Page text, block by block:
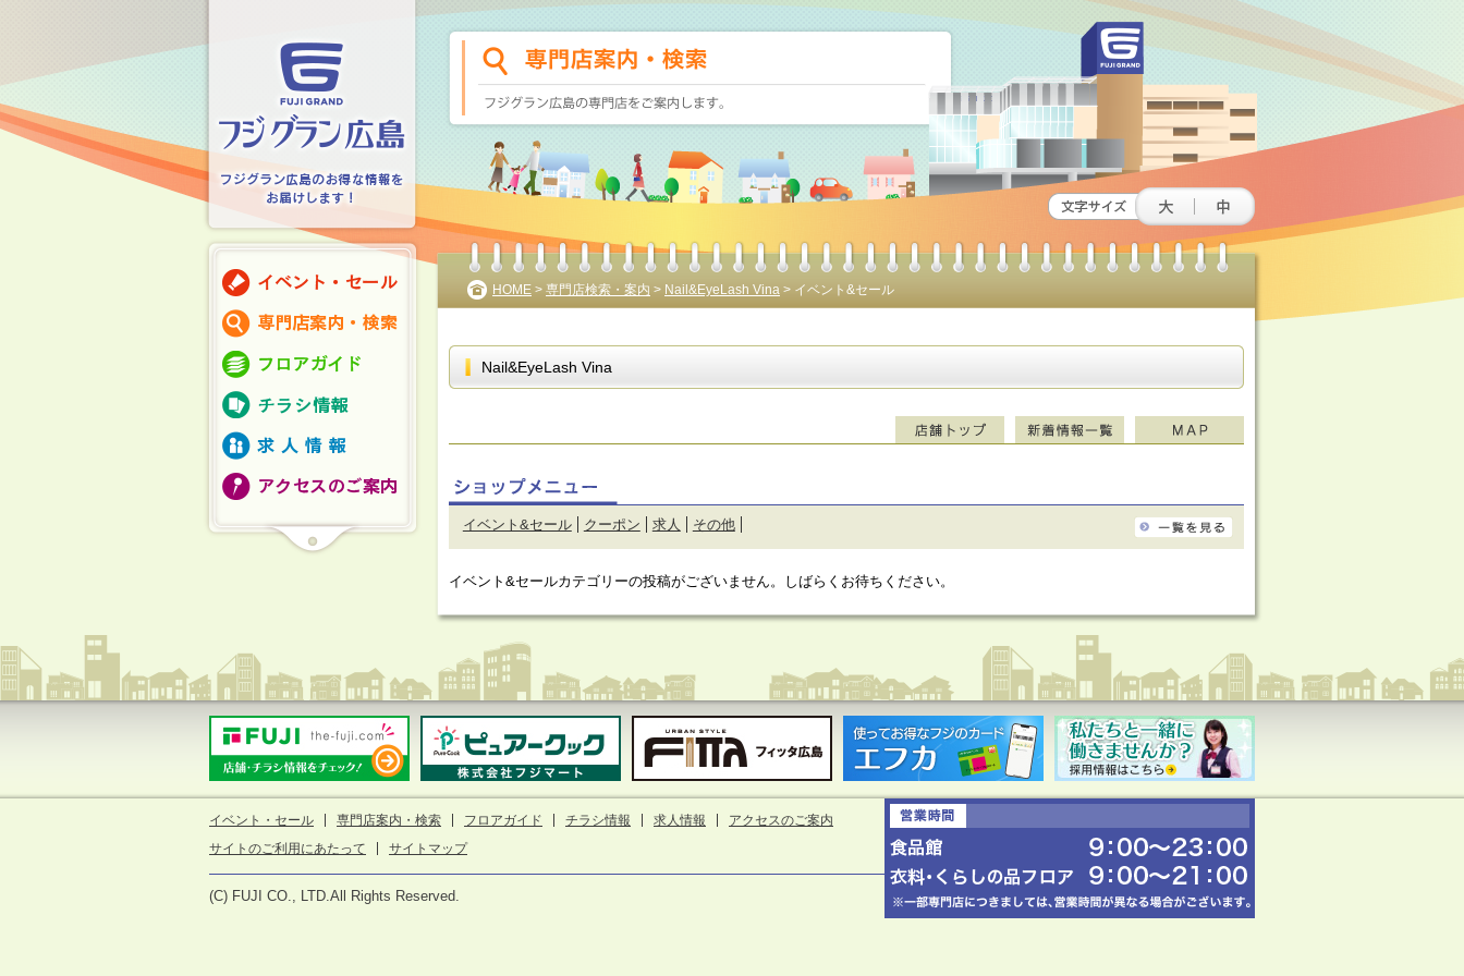
HOME > 専門店検索・案内 > Nail&EyeLash Vina > イベント&セール
Nail&EyeLash Vina
イベント&セール クーポン 求人 その他
イベント&セールカテゴリーの投稿がございません。しばらくお待ちください。
イベント・セール 専門店案内・検索 フロアガイド チラシ情報 求人情報
アクセスのご案内
サイトのご利用にあたって
サイトマップ
(C) FUJI CO., LTD.All Rights Reserved.